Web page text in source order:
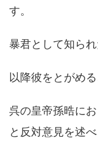
す。
暴君として知ら
以降彼をとがめ
呉の皇帝孫晧に
と反対意見を述べ